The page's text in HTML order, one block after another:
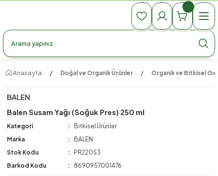
990 TL Üzeri Ücretsiz Kargo
990 TL Üzeri Ücretsiz Kargo
Anasayfa Doğal ve Organik Ürünler Organik ve Bitkisel
BALEN
Balen Susam Yağı (Soğuk Pres) 250 ml
Kategori
Bitkisel Ürünler
Marka
BALEN
Stok Kodu
PR22053
Barkod Kodu
8690957001476